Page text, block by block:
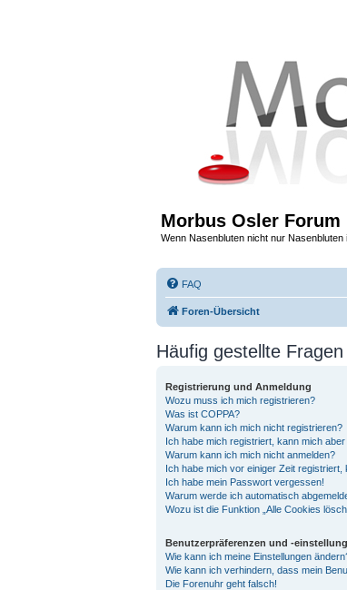
Morbus Osler Forum
Wenn Nasenbluten nicht nur
FAQ
Foren-Übersicht
Häufig gestellte Fragen
Registrierung und Anmeldung
Wozu muss ich mich registrieren?
Was ist COPPA?
Warum kann ich mich nicht registrieren?
Ich habe mich registriert, kann mich aber
Warum kann ich mich nicht anmelden?
Ich habe mich vor einiger Zeit
Ich habe mein Passwort vergessen!
Warum werde ich automatisch
Wozu ist die Funktion „Alle Cookies
Benutzerpräferenzen und -
Wie kann ich meine Einstellungen
Wie kann ich verhindern, dass mein
Die Forenuhr geht falsch!